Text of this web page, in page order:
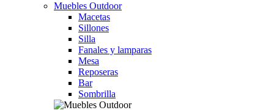
Muebles Outdoor
Macetas
Sillones
Silla
Fanales y lamparas
Mesa
Reposeras
Bar
Sombrilla